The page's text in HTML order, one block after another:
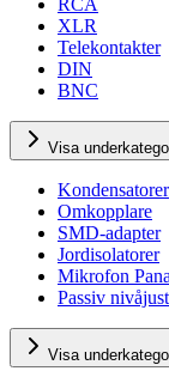
XLR
Telekontakter
DIN
BNC
Visa
Kondensatorer
Omkopplare
SMD-adapter
Jordisolatorer
Mikrofon
Passiv
Visa